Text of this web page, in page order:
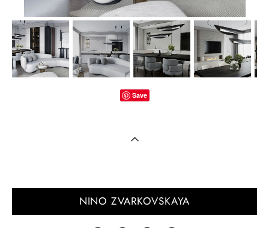
Save
NINO ZVARKOVSKAYA